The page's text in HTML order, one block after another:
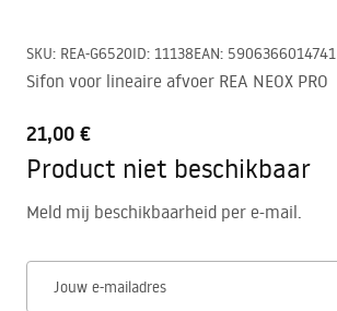
SKU: REA-G6520ID: 11138EAN: 5906366014741
Sifon voor lineaire afvoer REA NEOX PRO
21,00 €
Product niet beschikbaar
Meld mij beschikbaarheid per e-mail.
Jouw e-mailadres